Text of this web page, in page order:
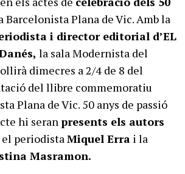
Barcelonista Plana de Vic. Amb la
i director editorial d’EL
la sala Modernista del
dimecres a 2/4 de 8 del
del llibre commemoratiu
Plana de Vic. 50 anys de passió
hi seran presents els autors
periodista Miquel Erra i la
Masramon.